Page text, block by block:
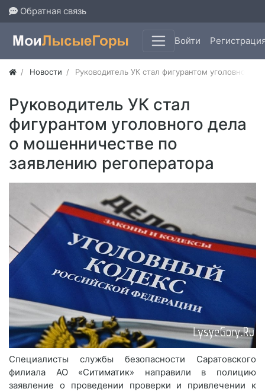
Обратная связь
Войти
Новости Руководитель УК стал фигурантом уголовного
Руководитель УК стал
фигурантом уголовного дела
о мошенничестве по
заявлению регоператора
Специалисты службы безопасности Саратовского
филиала АО «Ситиматик» направили в полицию
заявление о проведении проверки и привлечении к